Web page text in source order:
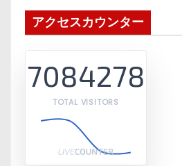
アクセスカウンター
7084278
TOTAL VISITORS